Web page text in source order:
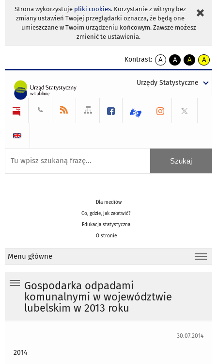
Strona wykorzystuje pliki cookies. Korzystanie z witryny bez
zmiany ustawień Twojej przeglądarki oznacza, że będą one
umieszczane w Twoim urządzeniu końcowym. Zawsze możesz
zmienić te ustawienia.
Kontrast:
A
kontrast
A
kontrast
tekst
czarnym
A
kontrast
tekst
czarnym
A
tekst
żółtym
Urzędy Statystyczne
Dla mediów
Co, gdzie, jak załatwić?
Edukacja statystyczna
O stronie
Menu główne
Gospodarka odpadami
komunalnymi w województwie
lubelskim w 2013 roku
30.07.2014
2014